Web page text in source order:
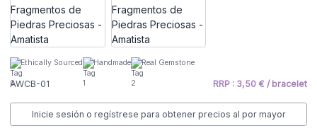
Ethically Sourced Handmade Real Gemstone
AWCB-01 RRP : 3,50 € / bracelet
Inicie sesión o regístrese para obtener precios al por mayor